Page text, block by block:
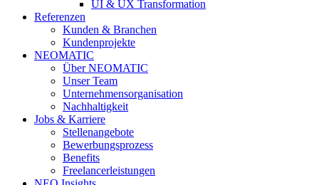
UI & UX Transformation
Referenzen
Kunden & Branchen
Kundenprojekte
NEOMATIC
Über NEOMATIC
Unser Team
Unternehmensorganisation
Nachhaltigkeit
Jobs & Karriere
Stellenangebote
Bewerbungsprozess
Benefits
Freelancerleistungen